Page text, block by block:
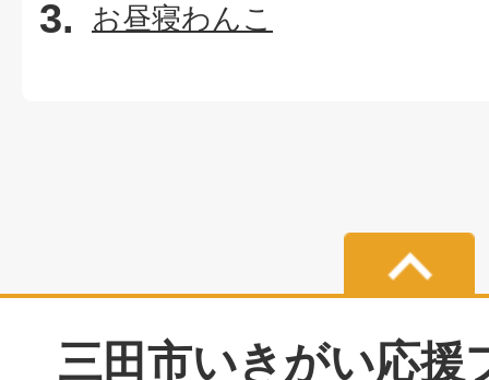
お昼寝わんこ
三田市いきがい応援